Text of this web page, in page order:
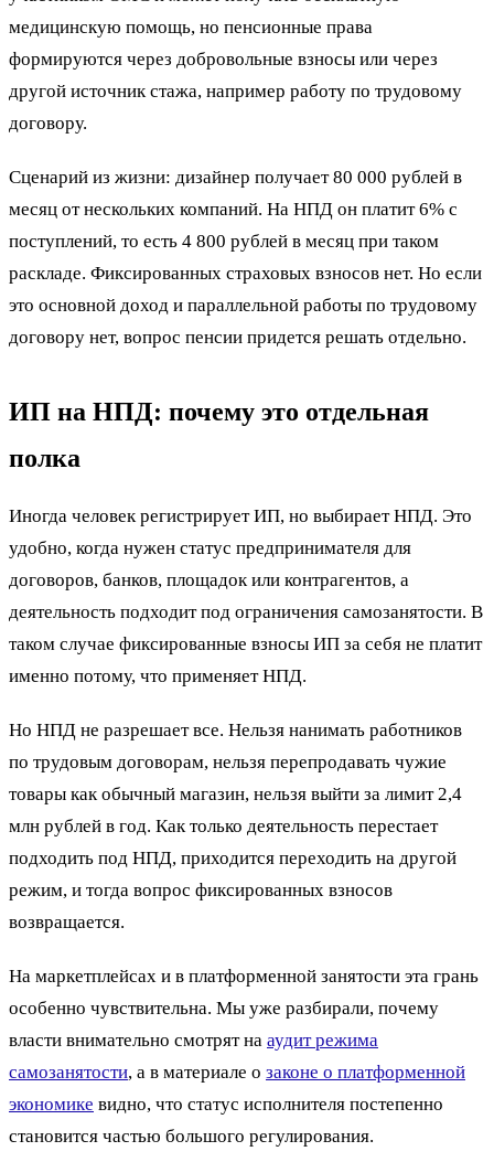
медицинскую помощь, но пенсионные права
формируются через добровольные взносы или через
другой источник стажа, например работу по трудовому
договору.
Сценарий из жизни: дизайнер получает 80 000 рублей в
месяц от нескольких компаний. На НПД он платит 6% с
поступлений, то есть 4 800 рублей в месяц при таком
раскладе. Фиксированных страховых взносов нет. Но если
это основной доход и параллельной работы по трудовому
договору нет, вопрос пенсии придется решать отдельно.
ИП на НПД: почему это отдельная
полка
Иногда человек регистрирует ИП, но выбирает НПД. Это
удобно, когда нужен статус предпринимателя для
договоров, банков, площадок или контрагентов, а
деятельность подходит под ограничения самозанятости. В
таком случае фиксированные взносы ИП за себя не платит
именно потому, что применяет НПД.
Но НПД не разрешает все. Нельзя нанимать работников
по трудовым договорам, нельзя перепродавать чужие
товары как обычный магазин, нельзя выйти за лимит 2,4
млн рублей в год. Как только деятельность перестает
подходить под НПД, приходится переходить на другой
режим, и тогда вопрос фиксированных взносов
возвращается.
На маркетплейсах и в платформенной занятости эта грань
особенно чувствительна. Мы уже разбирали, почему
власти внимательно смотрят на аудит режима
самозанятости, а в материале о законе о платформенной
экономике видно, что статус исполнителя постепенно
становится частью большого регулирования.